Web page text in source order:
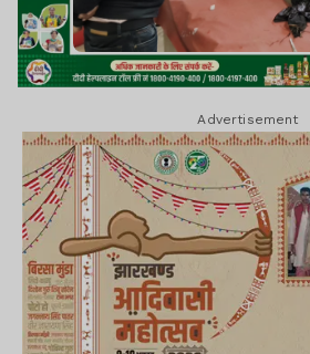
Advertisement